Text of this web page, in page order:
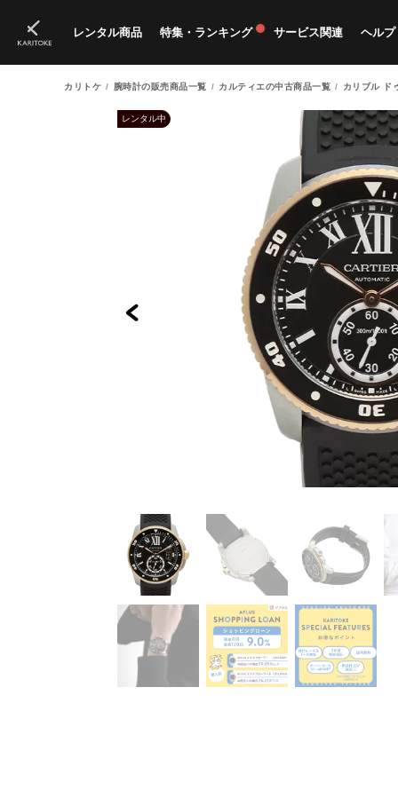
レンタル商品
ブランド一覧 すべての商品 新入荷商品 新
特集・ランキング
特集 ランキング
サービス関連
料金プラン 獲
ヘルプ
ご
カリトケ 腕時計の販売商品一覧 カルティエの中古商品一覧 カリブル ド
レンタル中